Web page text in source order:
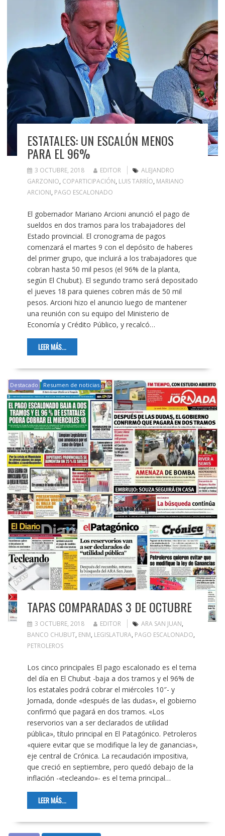
ESTATALES: UN ESCALÓN MENOS
PARA EL 96%
3 OCTUBRE, 2018 EDITOR
ALEJANDRO
GARZONIO, COPARTICIPACIÓN, LUIS TARRÍO, MARIANO
ARCIONI, PAGO ESCALONADO
El gobernador Mariano Arcioni anunció el pago de
sueldos en dos tramos para los trabajadores del
Estado provincial. El cronograma de pagos
comenzará el martes 9 con el depósito de haberes
del primer grupo, que incluirá a los trabajadores que
cobran hasta 50 mil pesos (el 96% de la planta,
según El Chubut). El segundo tramo será depositado
el jueves 18 para quienes cobren más de 50 mil
pesos. Arcioni hizo el anuncio luego de mantener
una reunión con su equipo del Ministerio de
Economía y Crédito Público, y recalcó…
LEER MÁS...
Destacado Resumen de noticias
TAPAS COMPARADAS 3 DE OCTUBRE
3 OCTUBRE, 2018 EDITOR ARA SAN JUAN,
BANCO CHUBUT, ENM, LEGISLATURA, PAGO ESCALONADO,
PETROLEROS
Los cinco principales El pago escalonado es el tema
del día en El Chubut -baja a dos tramos y el 96% de
los estatales podrá cobrar el miércoles 10″- y
Jornada, donde «después de las dudas», el gobierno
confirmó que pagará en dos tramos. «Los
reservorios van a ser declarados de utilidad
pública», título principal en El Patagónico. Petroleros
«quiere evitar que se modifique la ley de ganancias»,
eje central de Crónica. La recaudación impositiva,
que creció en septiembre, pero quedó debajo de la
inflación -«tecleando»- es el tema principal…
LEER MÁS...